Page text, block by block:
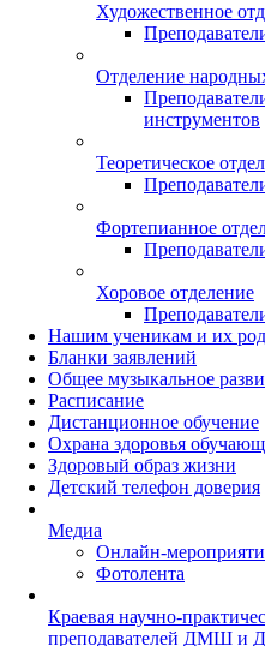
Художественное
Отделение
инструментов
Теоретическое
Фортепианное
Хоровое отделение
Нашим ученикам и их
Бланки заявлений
Общее музыкальное
Расписание
Дистанционное обучение
Охрана здоровья
Здоровый образ жизни
Детский телефон доверия
Медиа
Онлайн-
Фотолента
Краевая научно-
преподавателей ДМШ и